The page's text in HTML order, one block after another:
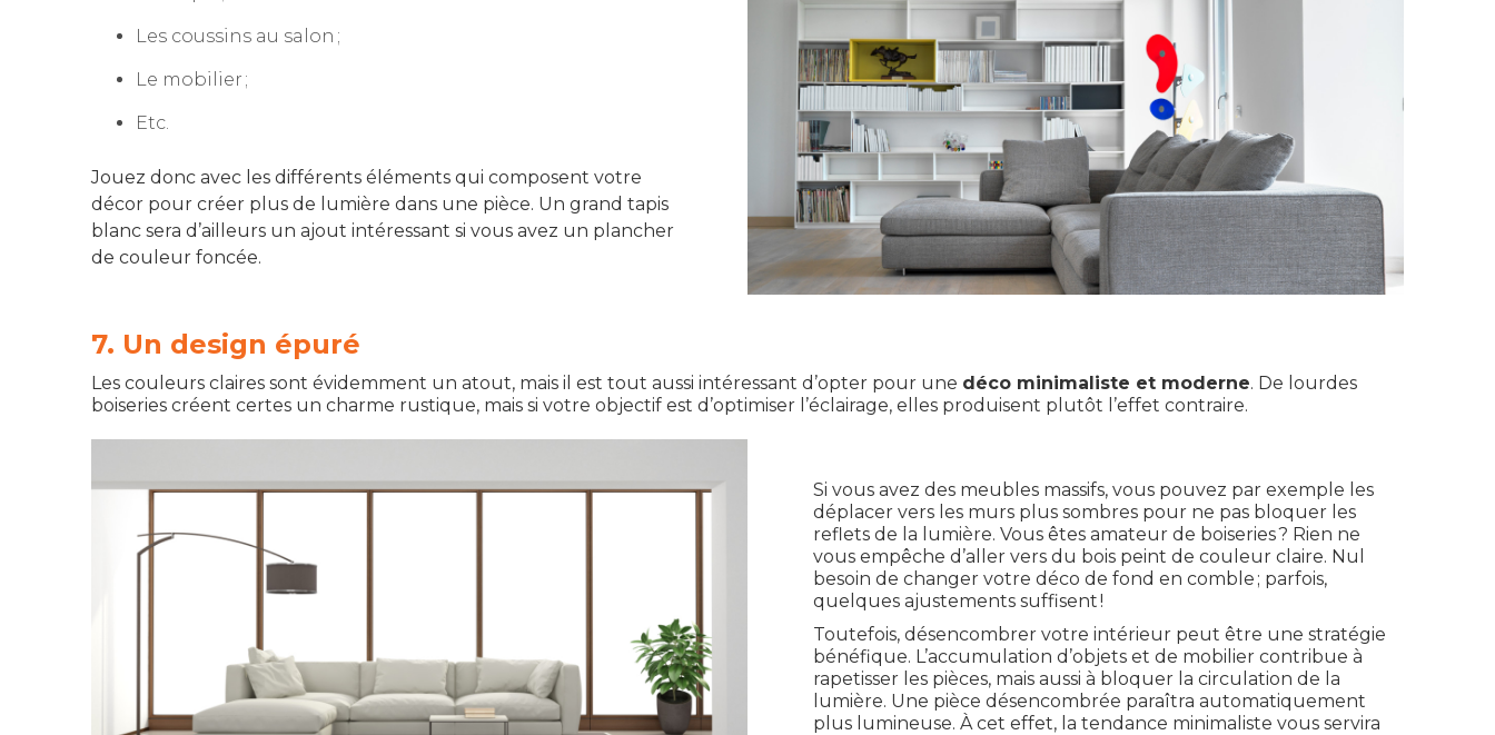
Les coussins au salon ;
Le mobilier ;
Etc.
Jouez donc avec les différents éléments qui composent votre
décor pour créer plus de lumière dans une pièce. Un grand tapis
blanc sera d’ailleurs un ajout intéressant si vous avez un plancher
de couleur foncée.
7. Un design épuré
Les couleurs claires sont évidemment un atout, mais il est tout aussi intéressant d’opter pour une déco minimaliste et moderne. De lourdes
boiseries créent certes un charme rustique, mais si votre objectif est d’optimiser l’éclairage, elles produisent plutôt l’effet contraire.
Si vous avez des meubles massifs, vous pouvez par exemple les
déplacer vers les murs plus sombres pour ne pas bloquer les
reflets de la lumière. Vous êtes amateur de boiseries ? Rien ne
vous empêche d’aller vers du bois peint de couleur claire. Nul
besoin de changer votre déco de fond en comble ; parfois,
quelques ajustements suffisent !
Toutefois, désencombrer votre intérieur peut être une stratégie
bénéfique. L’accumulation d’objets et de mobilier contribue à
rapetisser les pièces, mais aussi à bloquer la circulation de la
lumière. Une pièce désencombrée paraîtra automatiquement
plus lumineuse. À cet effet, la tendance minimaliste vous servira